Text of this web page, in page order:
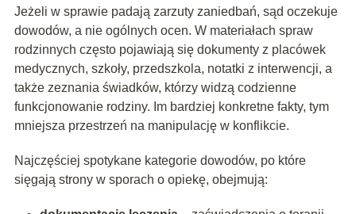
Jeżeli w sprawie padają zarzuty zaniedbań, sąd oczekuje
dowodów, a nie ogólnych ocen. W materiałach spraw
rodzinnych często pojawiają się dokumenty z placówek
medycznych, szkoły, przedszkola, notatki z interwencji, a
także zeznania świadków, którzy widzą codzienne
funkcjonowanie rodziny. Im bardziej konkretne fakty, tym
mniejsza przestrzeń na manipulację w konflikcie.
Najczęściej spotykane kategorie dowodów, po które
sięgają strony w sporach o opiekę, obejmują: